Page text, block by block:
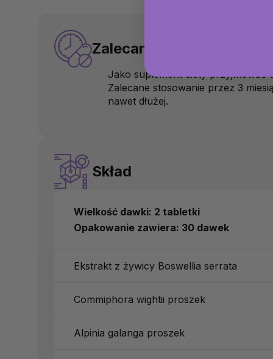
Zalecane dawkowanie
Jako suplement diety przyjmować
Zalecane stosowanie przez 3
nawet dłużej.
Skład
Wielkość dawki: 2 tabletki
Opakowanie zawiera: 30 dawek
Ekstrakt z żywicy Boswellia serrata
Commiphora wightii proszek
Alpinia galanga proszek